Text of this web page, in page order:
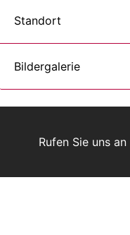
Standort
Bildergalerie
Rufen Sie uns an